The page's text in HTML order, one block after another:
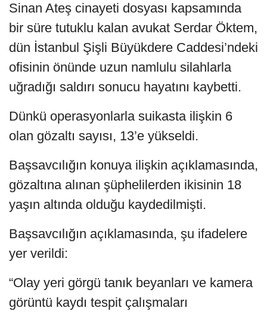
Sinan Ateş cinayeti dosyası kapsamında
bir süre tutuklu kalan avukat Serdar Öktem,
dün İstanbul Şişli Büyükdere Caddesi’ndeki
ofisinin önünde uzun namlulu silahlarla
uğradığı saldırı sonucu hayatını kaybetti.
Dünkü operasyonlarla suikasta ilişkin 6
olan gözaltı sayısı, 13’e yükseldi.
Başsavcılığın konuya ilişkin açıklamasında,
gözaltına alınan şüphelilerden ikisinin 18
yaşın altında olduğu kaydedilmişti.
Başsavcılığın açıklamasında, şu ifadelere
yer verildi:
“Olay yeri görgü tanık beyanları ve kamera
görüntü kaydı tespit çalışmaları